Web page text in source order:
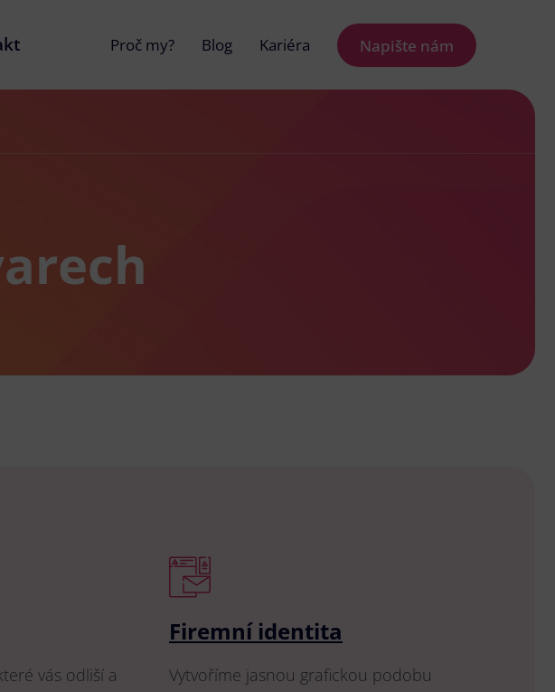
Proč my? Blog Kariéra Napište nám
vás odliší a
Firemní identita
Vytvoříme jasnou grafickou podobu